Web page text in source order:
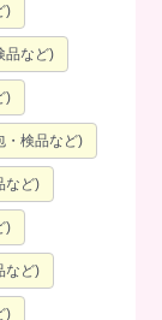
)
品など)
)
・検品など)
など)
)
など)
)